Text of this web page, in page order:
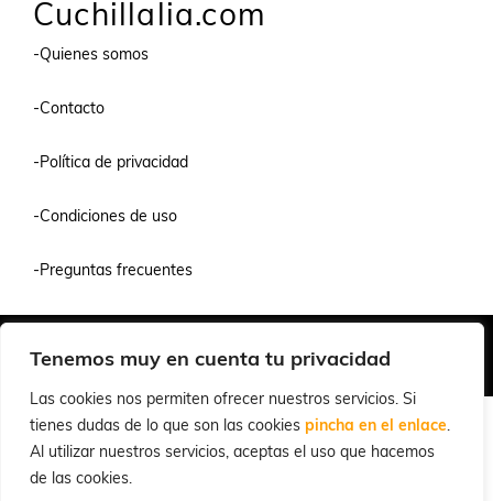
Tenemos muy en cuenta tu privacidad
Las cookies nos permiten ofrecer nuestros servicios. Si
tienes dudas de lo que son las cookies pincha en el enlace.
Al utilizar nuestros servicios, aceptas el uso que hacemos
de las cookies.
Cuchillalia.com
-Quienes somos
-Contacto
-Política de privacidad
-Condiciones de uso
-Preguntas frecuentes
© 2026 Cuchillalia.com